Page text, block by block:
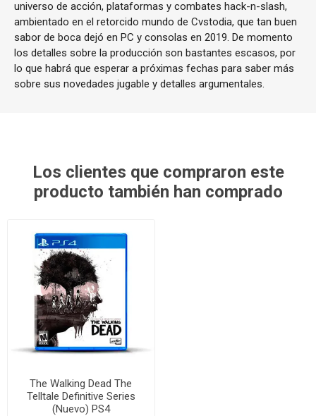
universo de acción, plataformas y combates hack-n-slash,
ambientado en el retorcido mundo de Cvstodia, que tan buen
sabor de boca dejó en PC y consolas en 2019. De momento
los detalles sobre la producción son bastantes escasos, por
lo que habrá que esperar a próximas fechas para saber más
sobre sus novedades jugable y detalles argumentales.
Los clientes que compraron este
producto también han comprado
The Walking Dead The
Telltale Definitive Series
(Nuevo) PS4